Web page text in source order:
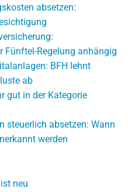
absetzen:
Fünftel-Regelung anhängig
BFH lehnt
ab
gut in der Kategorie
steuerlich absetzen: Wann
werden
neu